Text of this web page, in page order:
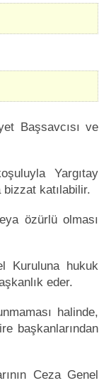
Başsavcısı ve
Yargıtay
katılabilir.
özürlü olması
Kuruluna hukuk
eder.
halinde,
başkanlarından
Ceza Genel